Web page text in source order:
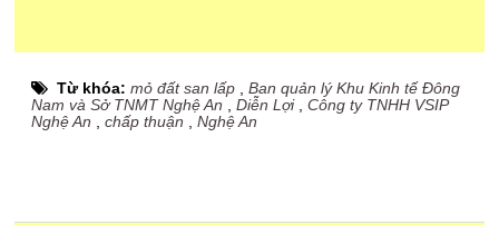
Từ khóa:mỏ đất san lấp ,Ban quản lý Khu Kinh tế Đông
Nam và Sở TNMT Nghệ An ,Diễn Lợi,Công ty TNHH VSIP
Nghệ An ,chấp thuận ,Nghệ An